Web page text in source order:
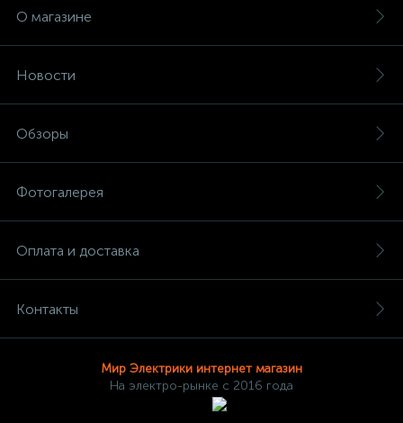
О магазине
Новости
Обзоры
Фотогалерея
Оплата и доставка
Контакты
Мир Электрики интернет магазин
На электро-рынке с 2016 года